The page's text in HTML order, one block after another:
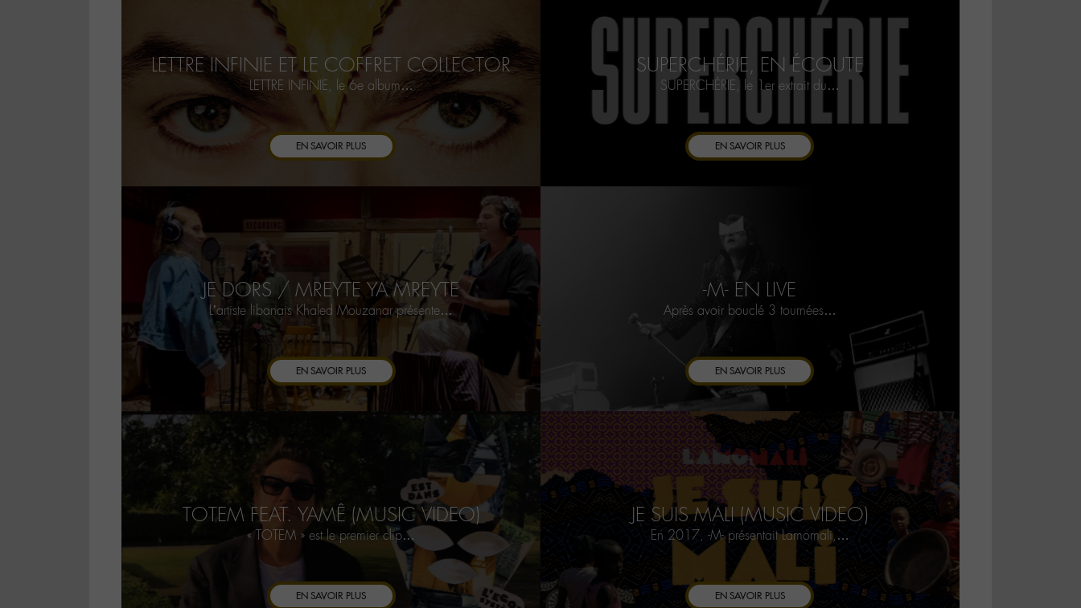
LETTRE INFINIE ET LE COFFRET COLLECTOR
LETTRE INFINIE, le 6e album…
EN SAVOIR PLUS
SUPERCHÉRIE, EN ÉCOUTE
SUPERCHÉRIE, le 1er extrait du…
EN SAVOIR PLUS
JE DORS / MREYTE YA MREYTE
L’artiste libanais Khaled Mouzanar présente…
EN SAVOIR PLUS
-M- EN LIVE
Après avoir bouclé 3 tournées…
EN SAVOIR PLUS
TOTEM FEAT. YAMÊ (MUSIC VIDEO)
« TOTEM » est le premier clip…
EN SAVOIR PLUS
JE SUIS MALI (MUSIC VIDEO)
En 2017, -M- présentait Lamomali,…
EN SAVOIR PLUS